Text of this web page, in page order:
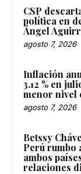
CSP
política en
Ángel
agosto 7, 2026
Inflación
3.12 % en
menor nivel
agosto 7, 2026
Betssy
Perú rumbo
ambos
relaciones